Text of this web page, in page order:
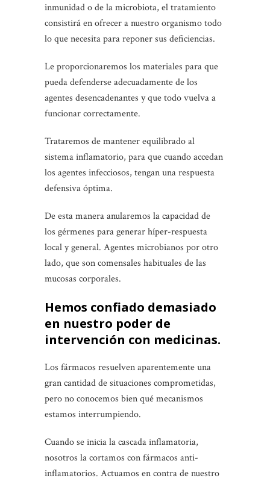
inmunidad o de la microbiota, el tratamiento
consistirá en ofrecer a nuestro organismo todo
lo que necesita para reponer sus deficiencias.
Le proporcionaremos los materiales para que
pueda defenderse adecuadamente de los
agentes desencadenantes y que todo vuelva a
funcionar correctamente.
Trataremos de mantener equilibrado al
sistema inflamatorio, para que cuando accedan
los agentes infecciosos, tengan una respuesta
defensiva óptima.
De esta manera anularemos la capacidad de
los gérmenes para generar híper-respuesta
local y general. Agentes microbianos por otro
lado, que son comensales habituales de las
mucosas corporales.
Hemos confiado demasiado
en nuestro poder de
intervención con medicinas.
Los fármacos resuelven aparentemente una
gran cantidad de situaciones comprometidas,
pero no conocemos bien qué mecanismos
estamos interrumpiendo.
Cuando se inicia la cascada inflamatoria,
nosotros la cortamos con fármacos anti-
inflamatorios. Actuamos en contra de nuestro